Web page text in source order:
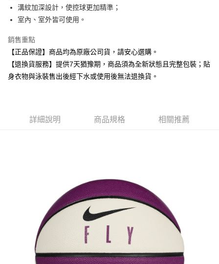
運送方式
每筆NT$80，滿NT$599(含以上)免運費
每筆NT$80，滿NT$599(含以上)免運費
付款後7-11取貨
溝紋加深設計，使控球更加精準；
室內、室外皆可使用。
銷售重點
【正品保證】商品均為原廠公司貨，請安心選購。
【退換貨服務】提供7天猶豫期，商品須為全新狀態且完整包裝；貼
身衣物與泳裝售出後經下水或使用後無法退換貨。
詳細說明 商品規格 相關推薦